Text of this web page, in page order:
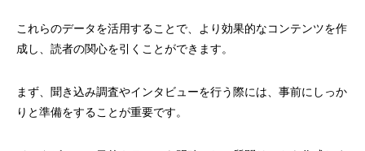
これらのデータを活用することで、より効果的なコンテンツを作
成し、読者の関心を引くことができます。
まず、聞き込み調査やインタビューを行う際には、事前にしっか
りと準備をすることが重要です。